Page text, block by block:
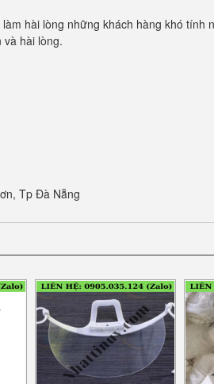
hài lòng những khách hàng khó tính
và hài lòng.
Tp Đà Nẵng